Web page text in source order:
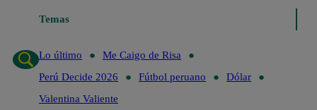
Temas
Lo último
Me Caigo de Risa
Perú Decide 2026
Fútbol peruano
Dólar
Valentina Valiente